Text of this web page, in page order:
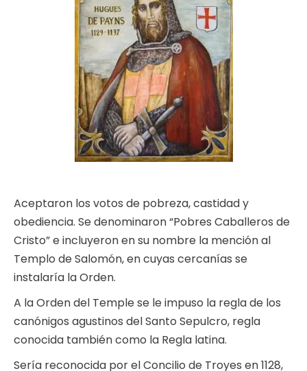
Aceptaron los votos de pobreza, castidad y
obediencia. Se denominaron “Pobres Caballeros de
Cristo” e incluyeron en su nombre la mención al
Templo de Salomón, en cuyas cercanías se
instalaría la Orden.
A la Orden del Temple se le impuso la regla de los
canónigos agustinos del Santo Sepulcro, regla
conocida también como la Regla latina.
Sería reconocida por el Concilio de Troyes en 1128,